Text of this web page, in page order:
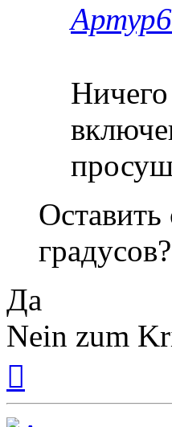
градусов?
Да
Nein zum
началу